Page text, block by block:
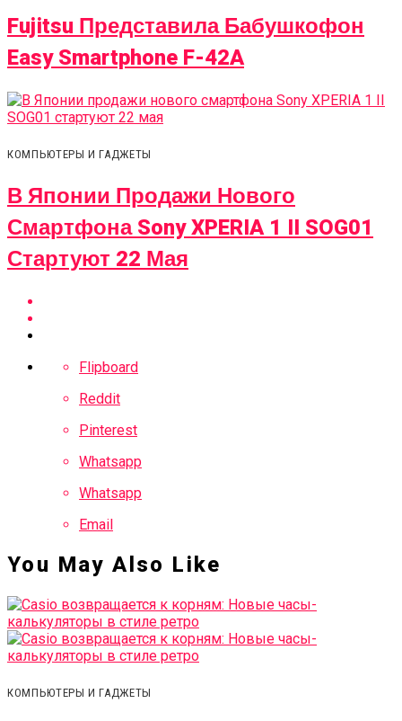
Fujitsu Представила Бабушкофон
Easy Smartphone F-42A
КОМПЬЮТЕРЫ И ГАДЖЕТЫ
В Японии Продажи Нового
Смартфона Sony XPERIA 1 II SOG01
Стартуют 22 Мая
Flipboard
Reddit
Pinterest
Whatsapp
Whatsapp
Email
You May Also Like
КОМПЬЮТЕРЫ И ГАДЖЕТЫ